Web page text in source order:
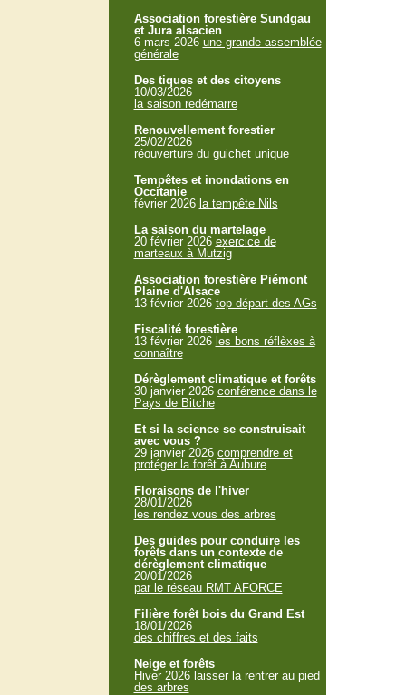
Association forestière Sundgau
et Jura alsacien
6 mars 2026 une grande assemblée
générale
Des tiques et des citoyens
10/03/2026
la saison redémarre
Renouvellement forestier
25/02/2026
réouverture du guichet unique
Tempêtes et inondations en
Occitanie
février 2026 la tempête Nils
La saison du martelage
20 février 2026 exercice de
marteaux à Mutzig
Association forestière Piémont
Plaine d'Alsace
13 février 2026 top départ des AGs
Fiscalité forestière
13 février 2026 les bons réflèxes à
connaître
Dérèglement climatique et forêts
30 janvier 2026 conférence dans le
Pays de Bitche
Et si la science se construisait
avec vous ?
29 janvier 2026 comprendre et
protéger la forêt à Aubure
Floraisons de l'hiver
28/01/2026
les rendez vous des arbres
Des guides pour conduire les
forêts dans un contexte de
dérèglement climatique
20/01/2026
par le réseau RMT AFORCE
Filière forêt bois du Grand Est
18/01/2026
des chiffres et des faits
Neige et forêts
Hiver 2026 laisser la rentrer au pied
des arbres